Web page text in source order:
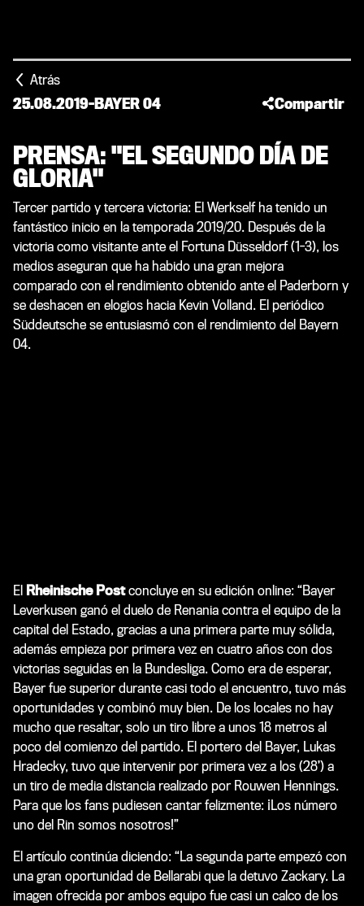
Atrás
25.08.2019-BAYER 04 Compartir
PRENSA: "EL SEGUNDO DÍA DE
GLORIA"
Tercer partido y tercera victoria: El Werkself ha tenido un
fantástico inicio en la temporada 2019/20. Después de la
victoria como visitante ante el Fortuna Düsseldorf (1-3), los
medios aseguran que ha habido una gran mejora
comparado con el rendimiento obtenido ante el Paderborn y
se deshacen en elogios hacia Kevin Volland. El periódico
Süddeutsche se entusiasmó con el rendimiento del Bayern
04.
El Rheinische Postconcluye en su edición online: “Bayer
Leverkusen ganó el duelo de Renania contra el equipo de la
capital del Estado, gracias a una primera parte muy sólida,
además empieza por primera vez en cuatro años con dos
victorias seguidas en la Bundesliga. Como era de esperar,
Bayer fue superior durante casi todo el encuentro, tuvo más
oportunidades y combinó muy bien. De los locales no hay
mucho que resaltar, solo un tiro libre a unos 18 metros al
poco del comienzo del partido. El portero del Bayer, Lukas
Hradecky, tuvo que intervenir por primera vez a los (28’) a
un tiro de media distancia realizado por Rouwen Hennings.
Para que los fans pudiesen cantar felizmente: ¡Los número
uno del Rin somos nosotros!”
El artículo continúa diciendo: “La segunda parte empezó con
una gran oportunidad de Bellarabi que la detuvo Zackary. La
imagen ofrecida por ambos equipo fue casi un calco de los